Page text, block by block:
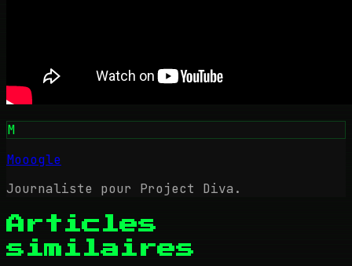
M
Mooogle
Journaliste pour Project Diva.
Articles
similaires